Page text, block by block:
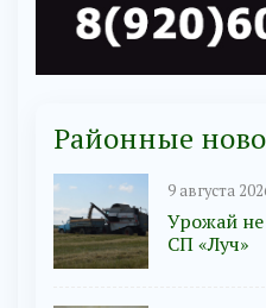
Районные
9 августа
Урожай
СП «Луч»